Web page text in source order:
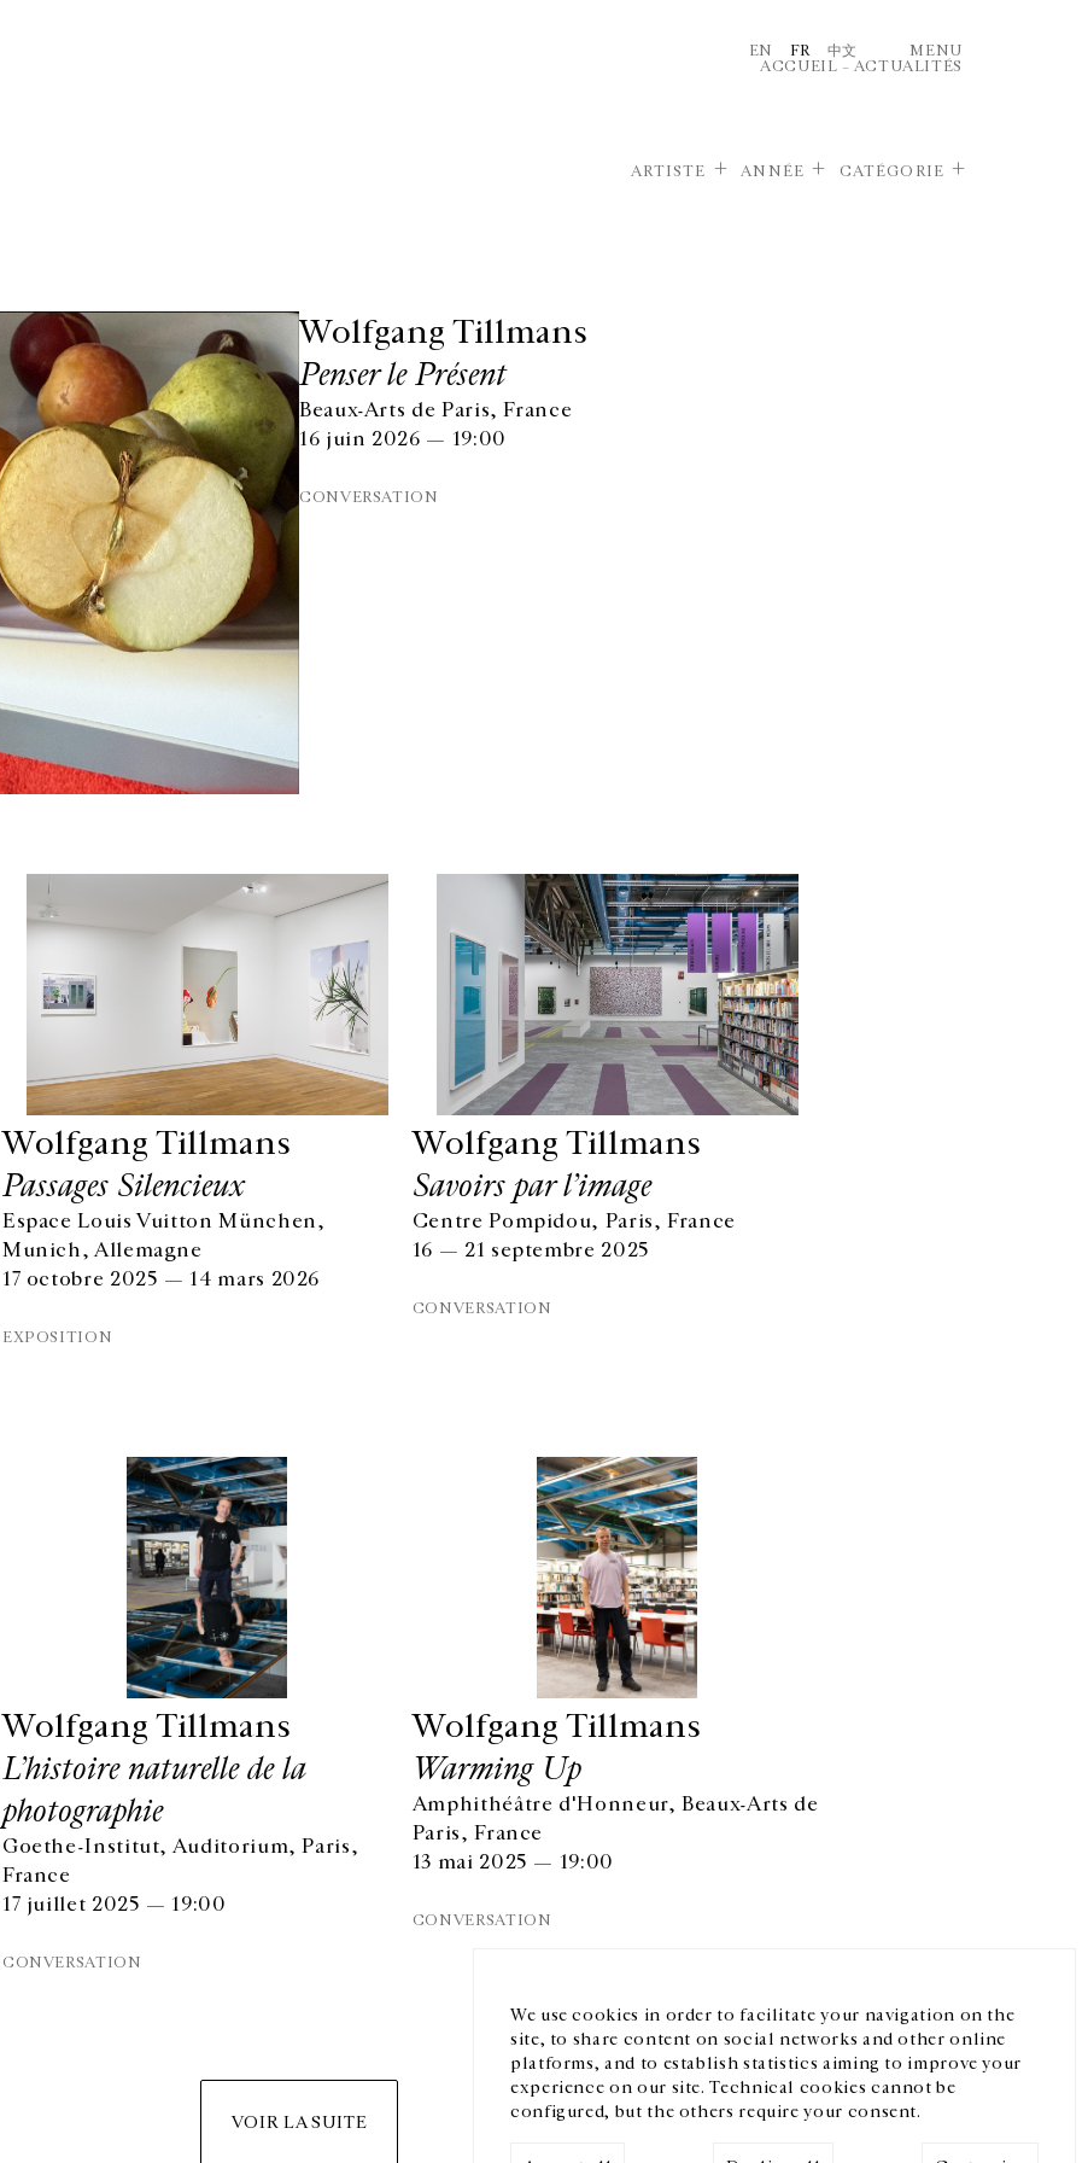
We use cookies in order to facilitate your navigation on the
site, to share content on social networks and other online
platforms, and to establish statistics aiming to improve your
experience on our site. Technical cookies cannot be
configured, but the others require your consent.
EN FR 中文
MENU
ACCUEIL – ACTUALITÉS
ARTISTE ANNÉE CATÉGORIE
Wolfgang Tillmans
Penser le Présent
Beaux-Arts de Paris, France
16 juin 2026 — 19:00
CONVERSATION
Wolfgang Tillmans
Passages Silencieux
Espace Louis Vuitton München,
Munich, Allemagne
17 octobre 2025 — 14 mars 2026
EXPOSITION
Wolfgang Tillmans
Savoirs par l’image
Centre Pompidou, Paris, France
16 — 21 septembre 2025
CONVERSATION
Wolfgang Tillmans
L’histoire naturelle de la
photographie
Goethe-Institut, Auditorium, Paris,
France
17 juillet 2025 — 19:00
CONVERSATION
Wolfgang Tillmans
Warming Up
Amphithéâtre d'Honneur, Beaux-Arts de
Paris, France
13 mai 2025 — 19:00
CONVERSATION
VOIR LA SUITE
10H-18H
11H-19H
EN FR 中文
Inscrivez-vous à notre newsletter